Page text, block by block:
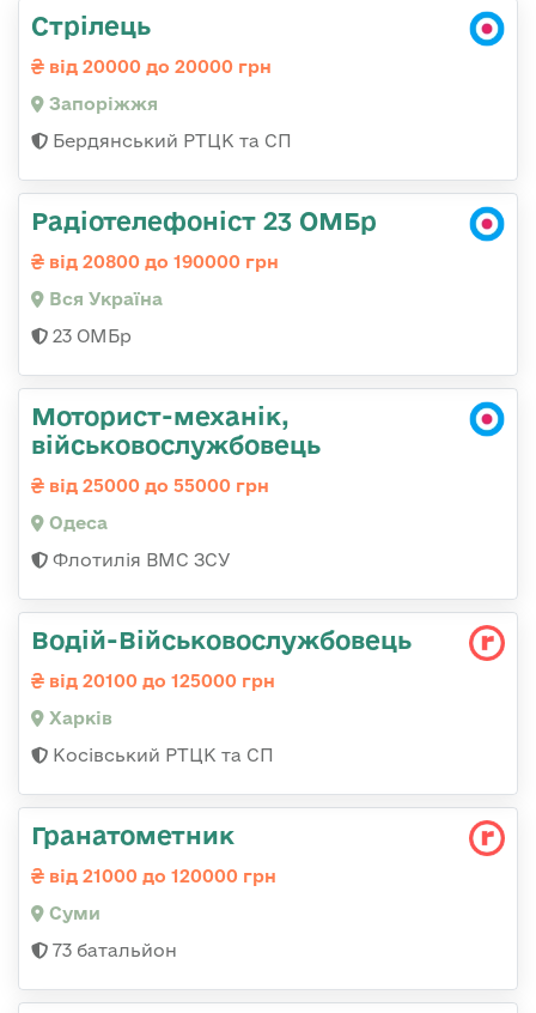
Стрілець
від 20000 до 20000 грн
Запоріжжя
Бердянський РТЦК та СП
Радіотелефоніст 23 ОМБр
від 20800 до 190000 грн
Вся Україна
23 ОМБр
Моторист-механік,
військовослужбовець
від 25000 до 55000 грн
Одеса
Флотилія ВМС ЗСУ
Водій-Військовослужбовець
від 20100 до 125000 грн
Харків
Косівський РТЦК та СП
Гранатометник
від 21000 до 120000 грн
Суми
73 батальйон